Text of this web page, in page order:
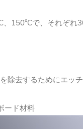
150°Cで、それぞ
除去するためにエ
ード材料